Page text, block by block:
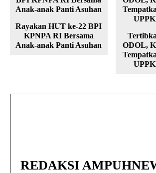
Rayakan HUT ke-22 BPI
KPNPA RI Bersama
Anak-anak Panti Asuhan
ODOL,
REDAKSI